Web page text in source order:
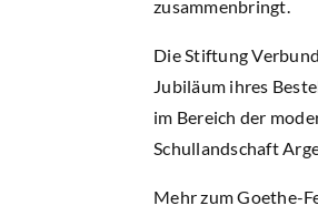
zusammenbringt.
Die Stiftung
Jubiläum ihres
im Bereich der
Schullandschaft
Mehr zum Goethe-